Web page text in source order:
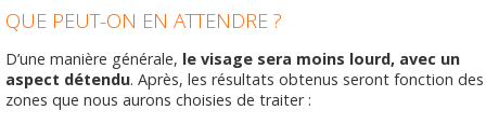
QUE PEUT-ON EN ATTENDRE ?
D’une manière générale, le visage sera moins lourd, avec un
aspect détendu. Après, les résultats obtenus seront fonction des
zones que nous aurons choisies de traiter :